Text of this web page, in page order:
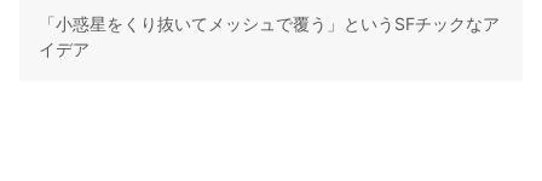
「小惑星をくり抜いてメッシュで覆う」というSFチックなア
イデア